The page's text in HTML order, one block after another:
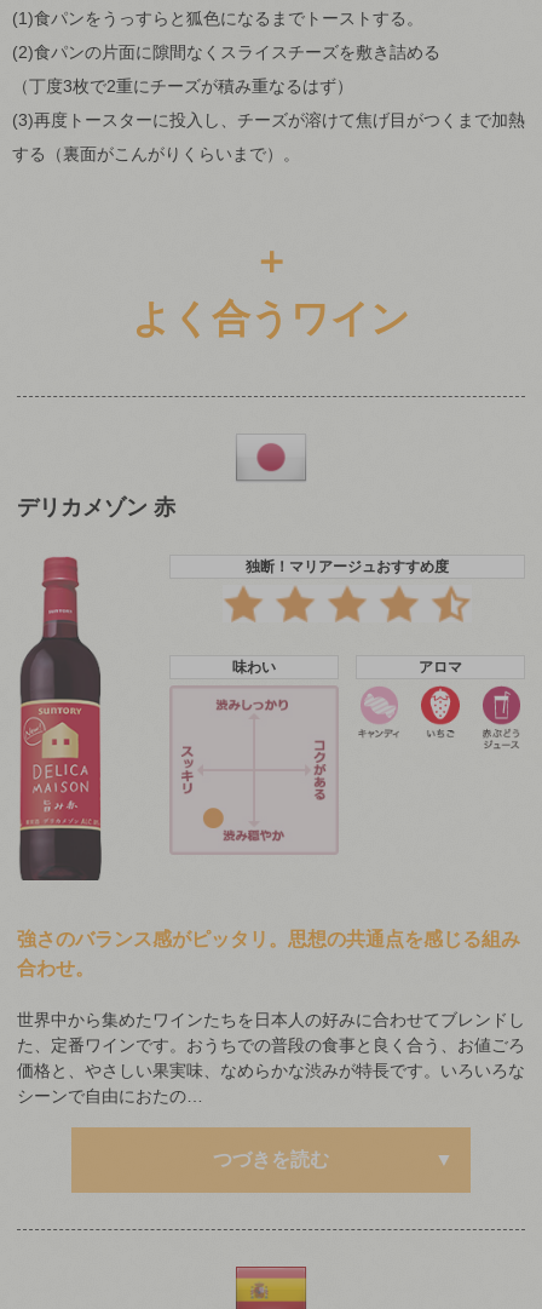
(1)食パンをうっすらと狐色になるまでトーストする。
(2)食パンの片面に隙間なくスライスチーズを敷き詰める
（丁度3枚で2重にチーズが積み重なるはず）
(3)再度トースターに投入し、チーズが溶けて焦げ目がつくまで加熱
する（裏面がこんがりくらいまで）。
＋
よく合うワイン
デリカメゾン 赤
独断！マリアージュおすすめ度
味わい アロマ
強さのバランス感がピッタリ。思想の共通点を感じる組み
合わせ。
世界中から集めたワインたちを日本人の好みに合わせてブレンドし
た、定番ワインです。おうちでの普段の食事と良く合う、お値ごろ
価格と、やさしい果実味、なめらかな渋みが特長です。いろいろな
シーンで自由におたの…
つづきを読む